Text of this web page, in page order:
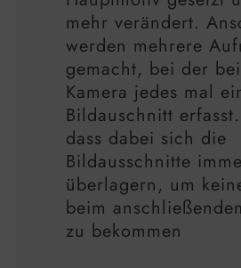
mehr verändert.
werden mehrere
gemacht, bei der
Kamera jedes mal
Bildauschnitt
dass dabei sich die
Bildausschnitte
überlagern, um
beim
zu bekommen